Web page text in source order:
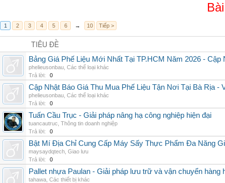
1 2 3 4 5 6 → 10 Tiếp >
TIÊU ĐỀ
Bảng Giá Phế Liệu Mới Nhất Tại TP.HCM Năm 2026 - Cập
phelieusonbau Các thể loại khác
Trả lời:
0
Cập Nhật Báo Giá Thu Mua Phế Liệu Tận Nơi Tại Bà Rịa -
phelieusonbau Các thể loại khác
Trả lời:
0
Tuấn Cầu Trục - Giải pháp nâng hạ công nghiệp hiện đại
tuancautruc Thông tin doanh nghiệp
Trả lời:
0
Bật Mí Địa Chỉ Cung Cấp Máy Sấy Thực Phẩm Đa Năng
maysaydqtech Giao lưu
Trả lời:
0
Pallet nhựa Paulan - Giải pháp lưu trữ và vận chuyển hàng
tahawa Các thiết bị khác